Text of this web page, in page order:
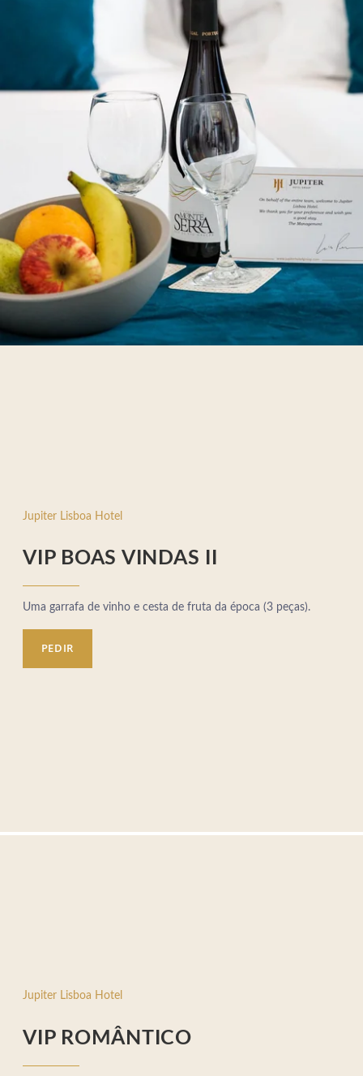
Jupiter Lisboa Hotel
VIP BOAS VINDAS II
Uma garrafa de vinho e cesta de fruta da época (3 peças).
PEDIR
Jupiter Lisboa Hotel
VIP ROMÂNTICO